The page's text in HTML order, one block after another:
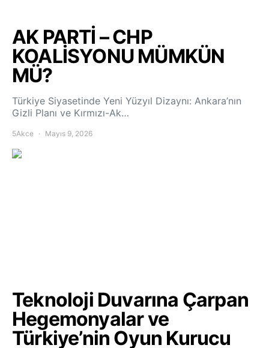
AK PARTİ – CHP
KOALİSYONU MÜMKÜN
MÜ?
Türkiye Siyasetinde Yeni Yüzyıl Dizaynı: Ankara’nın
Gizli Planı ve Kırmızı-Ak…
5Akce Mayıs 9, 2026
Teknoloji Duvarına Çarpan
Hegemonyalar ve
Türkiye’nin Oyun Kurucu